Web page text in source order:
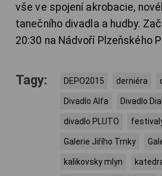
vše ve spojení akrobacie,
tanečního divadla a hudby.
20:30 na Nádvoří Plzeňského
Tagy: DEPO2015 derniéra
Divadlo Alfa Divadlo
divadlo PLUTO
Galerie Jiřího Trnky
kalikovsky mlyn